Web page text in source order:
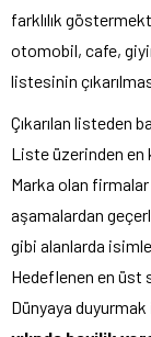
farklılık
otomobil, cafe,
listesinin
Çıkarılan listeden
Liste üzerinden en
Marka olan
aşamalardan
gibi alanlarda
Hedeflenen en üst
Dünyaya